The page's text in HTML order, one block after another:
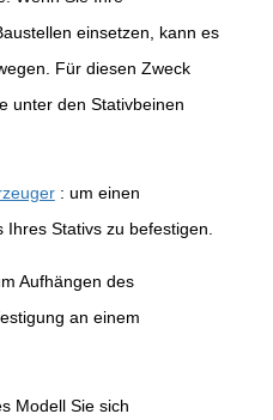
einsetzen, kann es
Für diesen Zweck
unter den Stativbeinen
: um einen
Stativs zu befestigen.
Aufhängen des
an einem
Modell Sie sich